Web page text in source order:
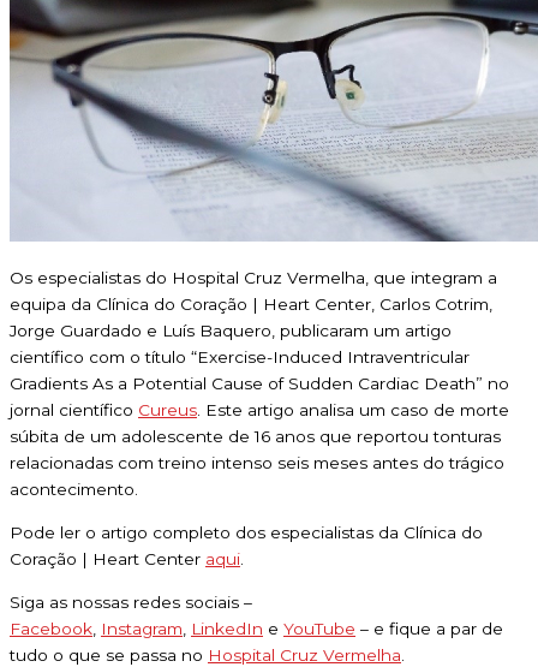
Os especialistas do Hospital Cruz Vermelha, que integram a
equipa da Clínica do Coração | Heart Center, Carlos Cotrim,
Jorge Guardado e Luís Baquero, publicaram um artigo
científico com o título “Exercise-Induced Intraventricular
Gradients As a Potential Cause of Sudden Cardiac Death” no
jornal científico Cureus. Este artigo analisa um caso de morte
súbita de um adolescente de 16 anos que reportou tonturas
relacionadas com treino intenso seis meses antes do trágico
acontecimento.
Pode ler o artigo completo dos especialistas da Clínica do
Coração | Heart Center aqui
Siga as nossas redes sociais –
Facebook Instagram LinkedIn e YouTube – e fique a par de
tudo o que se passa no Hospital Cruz Vermelha